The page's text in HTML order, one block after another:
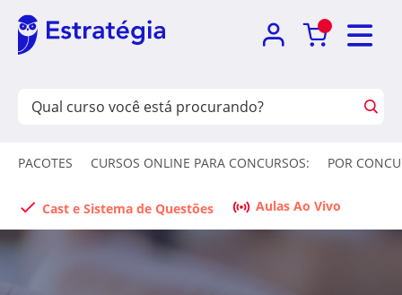
PACOTES CURSOS ONLINE PARA CONCURSOS: POR
Cast e Sistema de Questões Aulas Ao Vivo